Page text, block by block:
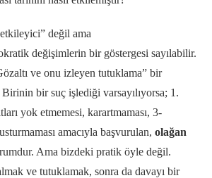
değil ama
değişimlerin bir göstergesi sayılabilir.
ve onu izleyen tutuklama” bir
bir suç işlediği varsayılıyorsa; 1.
yok etmemesi, karartmaması, 3-
amacıyla başvurulan, olağan
Ama bizdeki pratik öyle değil.
ve tutuklamak, sonra da davayı bir